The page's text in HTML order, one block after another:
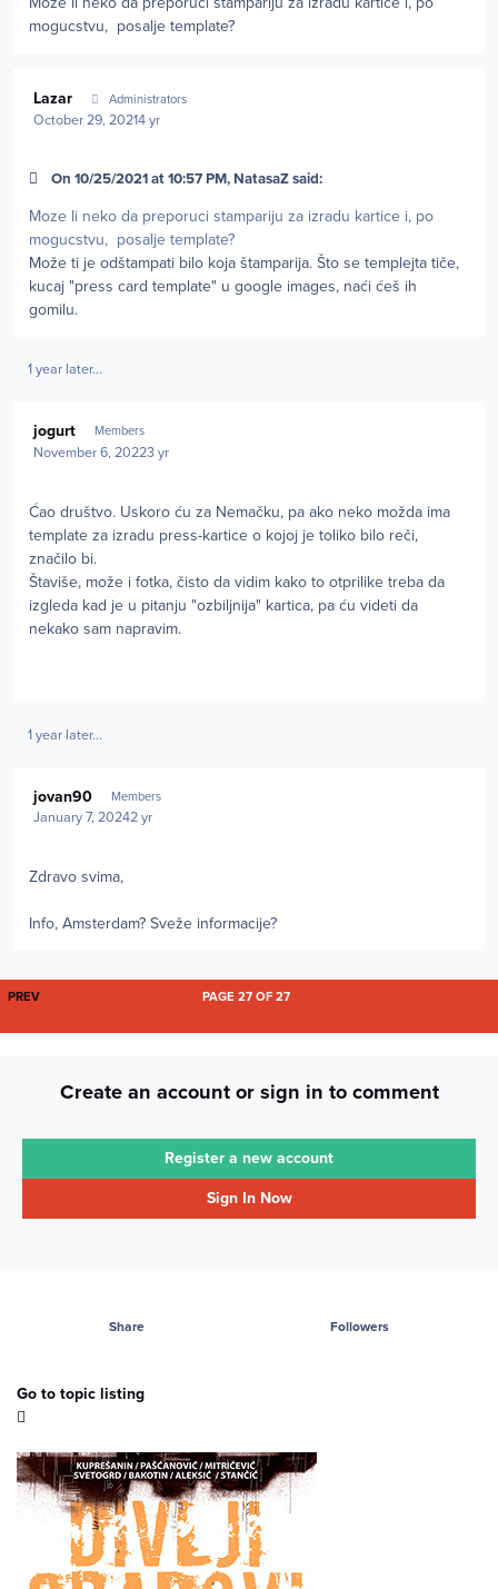
mogucstvu, posalje template?
Lazar Administrators
October 29, 20214 yr
On 10/25/2021 at 10:57 PM, NatasaZ said:
Moze li neko da preporuci stampariju za izradu kartice i, po
mogucstvu, posalje template?
Može ti je odštampati bilo koja štamparija. Što se templejta tiče,
kucaj "press card template" u google images, naći ćeš ih
gomilu.
1 year later...
jogurt Members
November 6, 20223 yr
Ćao društvo. Uskoro ću za Nemačku, pa ako neko možda ima
template za izradu press-kartice o kojoj je toliko bilo reči,
značilo bi.
Štaviše, može i fotka, čisto da vidim kako to otprilike treba da
izgleda kad je u pitanju "ozbiljnija" kartica, pa ću videti da
nekako sam napravim.
1 year later...
jovan90 Members
January 7, 20242 yr
Zdravo svima,
Info, Amsterdam? Sveže informacije?
FIRST PAGE
PREV PAGE 27 OF 27
Create an account or sign in to comment
Register a new account
Sign In Now
Share Followers
Go to topic listing